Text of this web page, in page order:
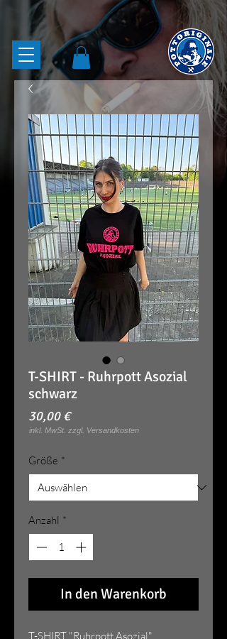
T-SHIRT - Ruhrpott Asozial
schwarz
30,00 €Preis
Größe *
Anzahl *
In den Warenkorb
T-SHIRT "Ruhrpott Asozial"